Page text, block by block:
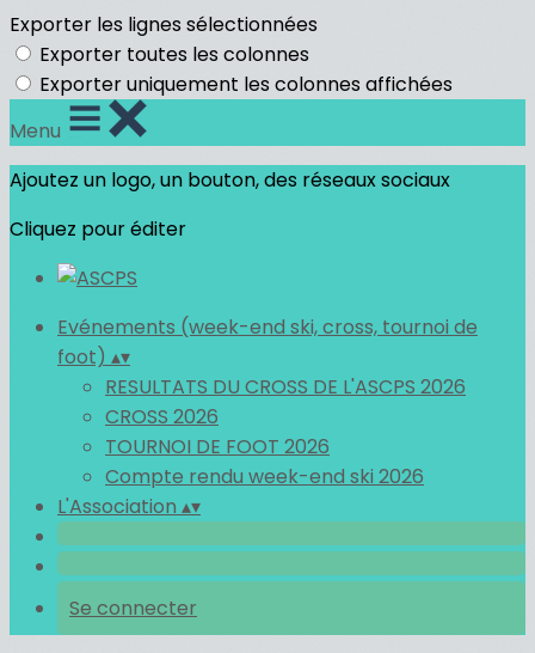
Exporter les lignes sélectionnées
Exporter toutes les colonnes
Exporter uniquement les colonnes affichées
Menu
Ajoutez un logo, un bouton, des réseaux sociaux
Cliquez pour éditer
Evénements (week-end ski, cross, tournoi de
foot) ▴▾
RESULTATS DU CROSS DE L'ASCPS 2026
CROSS 2026
TOURNOI DE FOOT 2026
Compte rendu week-end ski 2026
L'Association ▴▾
Se connecter